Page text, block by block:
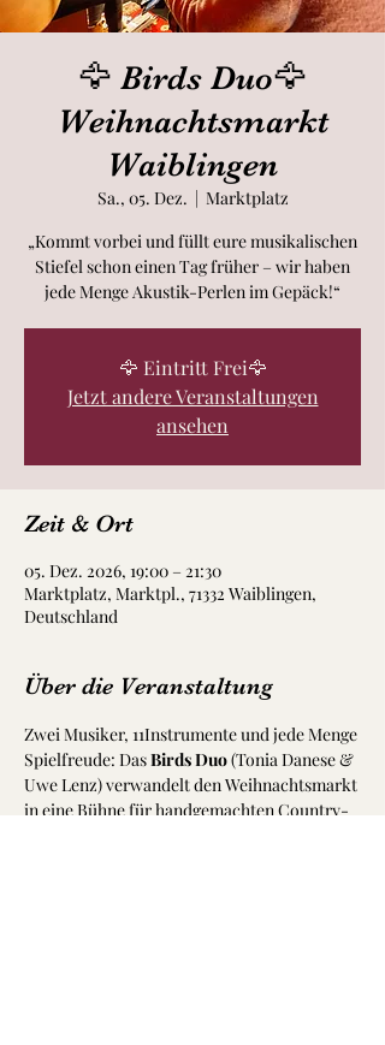
🦅 Birds Duo🦅
Weihnachtsmarkt
Waiblingen
Sa., 05. Dez.
  |
Marktplatz
„Kommt vorbei und füllt eure musikalischen
Stiefel schon einen Tag früher – wir haben
jede Menge Akustik-Perlen im Gepäck!“
🦅 Eintritt Frei🦅
Jetzt andere Veranstaltungen
ansehen
Zeit & Ort
05. Dez. 2026, 19:00 – 21:30
Marktplatz, Marktpl., 71332 Waiblingen,
Deutschland
Über die Veranstaltung
Zwei Musiker, 11Instrumente und jede Menge
Spielfreude: Das Birds Duo (Tonia Danese &
Uwe Lenz) verwandelt den Weihnachtsmarkt
in eine Bühne für handgemachten Country-